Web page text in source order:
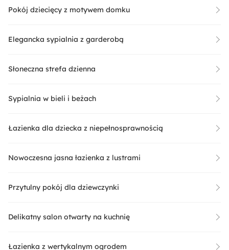
Pokój dziecięcy z motywem domku
Elegancka sypialnia z garderobą
Słoneczna strefa dzienna
Sypialnia w bieli i beżach
Łazienka dla dziecka z niepełnosprawnością
Nowoczesna jasna łazienka z lustrami
Przytulny pokój dla dziewczynki
Delikatny salon otwarty na kuchnię
Łazienka z wertykalnym ogrodem